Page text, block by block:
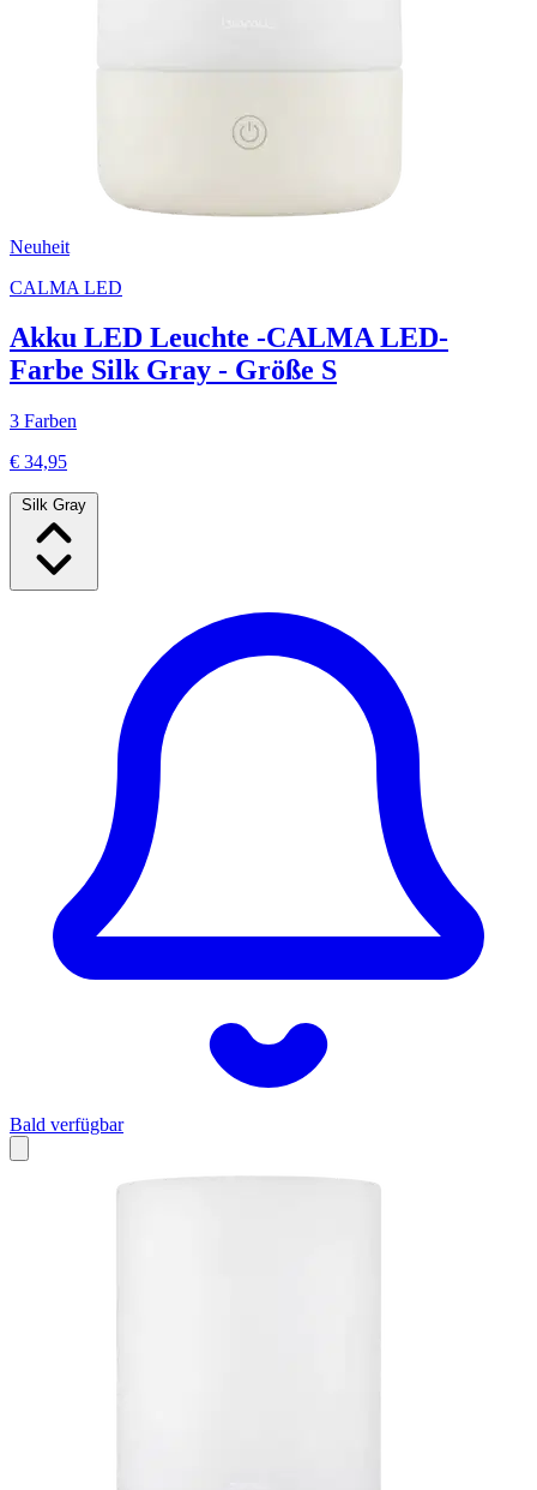
Neuheit
CALMA LED
Akku LED Leuchte -CALMA LED-
Farbe Silk Gray - Größe S
3 Farben
€ 34,95
Silk Gray
Bald verfügbar